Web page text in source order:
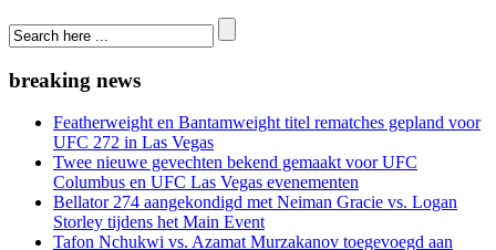
breaking news
Featherweight en Bantamweight titel rematches gepland voor
UFC 272 in Las Vegas
Twee nieuwe gevechten bekend gemaakt voor UFC
Columbus en UFC Las Vegas evenementen
Bellator 274 aangekondigd met Neiman Gracie vs. Logan
Storley tijdens het Main Event
Tafon Nchukwi vs. Azamat Murzakanov toegevoegd aan